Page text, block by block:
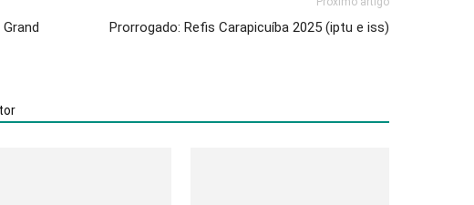
Prorrogado: Refis Carapicuíba 2025 (iptu e iss)